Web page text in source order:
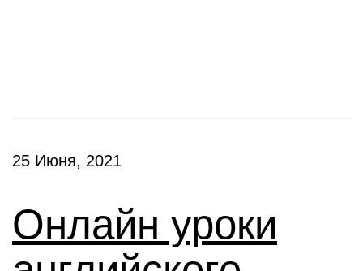
25 Июня, 2021
Онлайн уроки